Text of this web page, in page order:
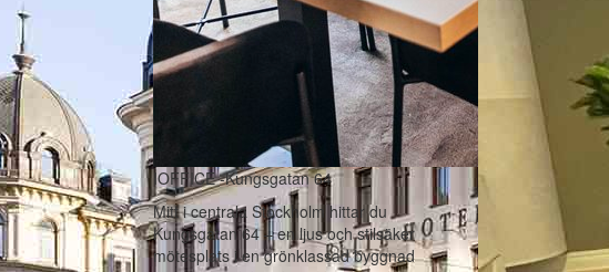
IOFFICE -Kungsgatan 64
Mitt i centrala Stockholm hittar du
Kungsgatan 64 – en ljus och stilsäker
mötesplats i en grönklassad byggnad